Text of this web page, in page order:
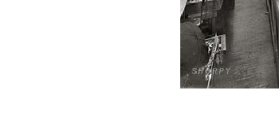
29/05/
CÃ³mo
26/05/